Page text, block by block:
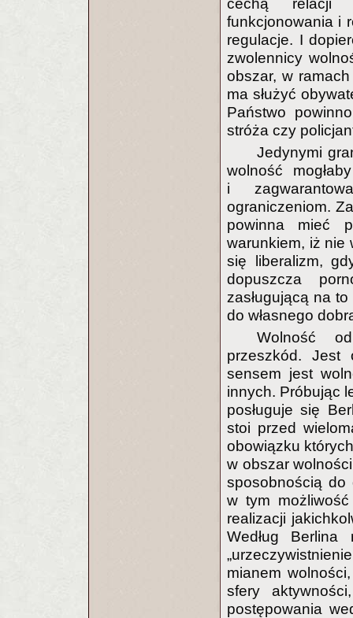
cechą relacji
funkcjonowania i
regulacje. I
zwolennicy
obszar, w
ma służyć
Państwo
stróża czy
Jedynymi
wolność
i
ograniczeniom.
powinna mieć
warunkiem, iż nie
się liberalizm,
dopuszcza
zasługującą na
do własnego
Wolność
przeszkód. Jest
sensem jest
innych. Próbując
posługuje się
stoi przed
obowiązku
w obszar
sposobnością do
w tym
realizacji
Według
mianem
sfery
postępowania